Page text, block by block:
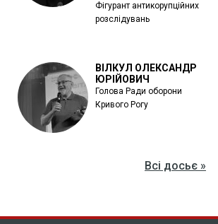
Фігурант антикорупційних
розслідувань
ВІЛКУЛ ОЛЕКСАНДР
ЮРІЙОВИЧ
Голова Ради оборони
Кривого Рогу
Всі досьє »